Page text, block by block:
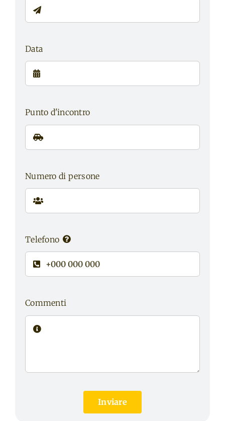
Data
Punto d'incontro
Numero di persone
Telefono
Commenti
Inviare